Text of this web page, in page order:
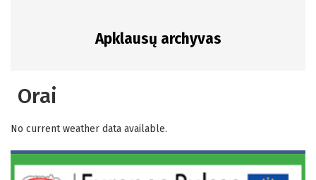
Apklausų archyvas
Orai
No current weather data available.